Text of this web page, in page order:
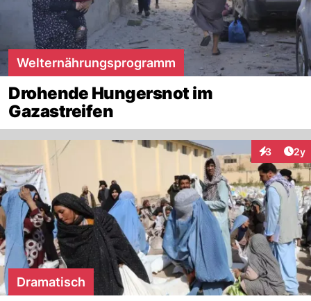
Welternährungsprogramm
Drohende Hungersnot im
Gazastreifen
3 2y
Dramatisch